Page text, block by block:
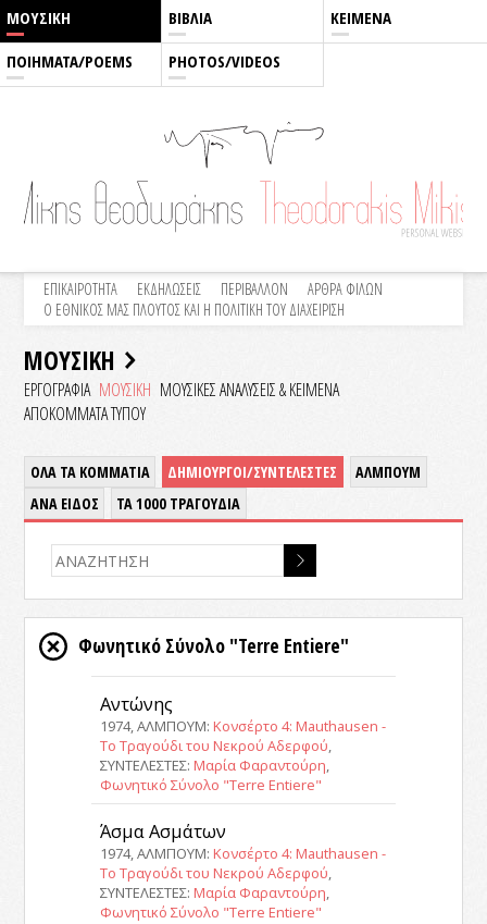
ΜΟΥΣΙΚΗ ΒΙΒΛΙΑ ΚΕΙΜΕΝΑ
ΠΟΙΗΜΑΤΑ/POEMS PHOTOS/VIDEOS
ΕΠΙΚΑΙΡΟΤΗΤΑ ΕΚΔΗΛΩΣΕΙΣ ΠΕΡΙΒΑΛΛΟΝ
ΑΡΘΡΑ ΦΙΛΩΝ
Ο ΕΘΝΙΚΟΣ ΜΑΣ ΠΛΟΥΤΟΣ ΚΑΙ Η ΠΟΛΙΤΙΚΗ ΤΟΥ ΔΙΑΧΕΙΡΙΣΗ
ΜΟΥΣΙΚΗ
ΕΡΓΟΓΡΑΦΙΑ ΜΟΥΣΙΚΗ ΜΟΥΣΙΚΕΣ ΑΝΑΛΥΣΕΙΣ & KEIMENA
ΑΠΟΚΟΜΜΑΤΑ ΤΥΠΟΥ
ΟΛΑ ΤΑ ΚΟΜΜΑΤΙΑ ΔΗΜΙΟΥΡΓΟΙ/ΣΥΝΤΕΛΕΣΤΕΣ
ΑΛΜΠΟΥΜ
ΑΝΑ ΕΙΔΟΣ
ΤΑ 1000 ΤΡΑΓΟΥΔΙΑ
Φωνητικό Σύνολο "Terre Entiere"
Αντώνης
1974, ΑΛΜΠΟΥΜ: Κονσέρτο 4: Mauthausen -
Το Τραγούδι του Νεκρού Αδερφού,
ΣΥΝΤΕΛΕΣΤΕΣ: Μαρία Φαραντούρη,
Φωνητικό Σύνολο "Terre Entiere"
Άσμα Ασμάτων
1974, ΑΛΜΠΟΥΜ: Κονσέρτο 4: Mauthausen -
Το Τραγούδι του Νεκρού Αδερφού,
ΣΥΝΤΕΛΕΣΤΕΣ: Μαρία Φαραντούρη,
Φωνητικό Σύνολο "Terre Entiere"